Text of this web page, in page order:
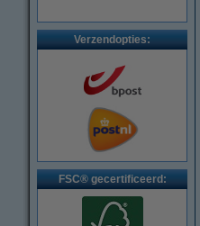
Verzendopties:
FSC® gecertificeerd: